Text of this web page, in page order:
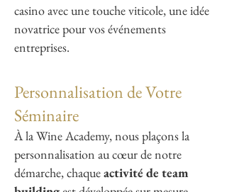
casino avec une touche viticole, une idée
novatrice pour vos événements
entreprises.
Personnalisation de Votre
Séminaire
À la Wine Academy, nous plaçons la
personnalisation au cœur de notre
démarche, chaqueactivité de team